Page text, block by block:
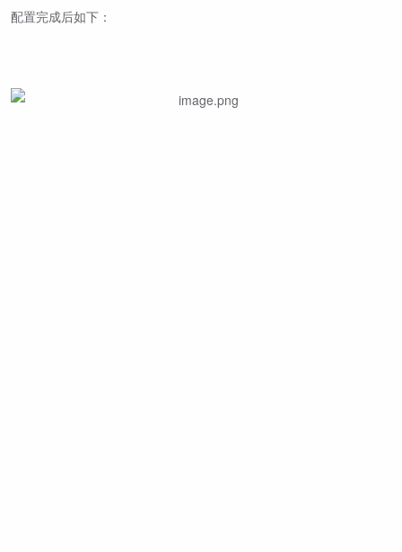
配置完成后如下：